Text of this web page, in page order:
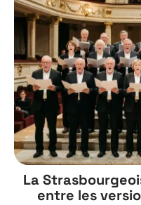
La
entre les